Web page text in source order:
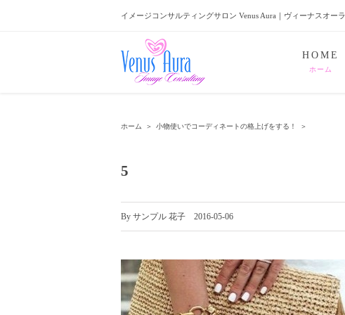
イメージコンサルティングサロン Venus Aura｜ヴィーナスオーラ
HOME
ホーム
ホーム ＞ 小物使いでコーディネートの格上げをする！ ＞
5
By サンプル 花子 2016-05-06